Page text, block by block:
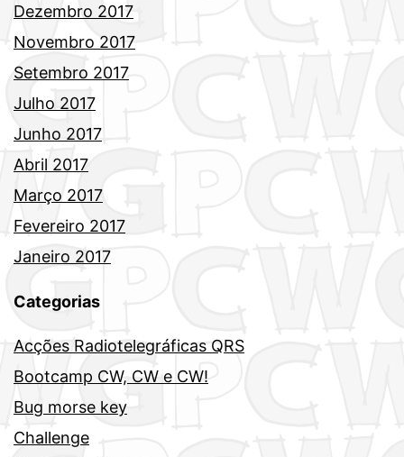
Dezembro 2017
Novembro 2017
Setembro 2017
Julho 2017
Junho 2017
Abril 2017
Março 2017
Fevereiro 2017
Janeiro 2017
Categorias
Acções Radiotelegráficas QRS
Bootcamp CW, CW e CW!
Bug morse key
Challenge